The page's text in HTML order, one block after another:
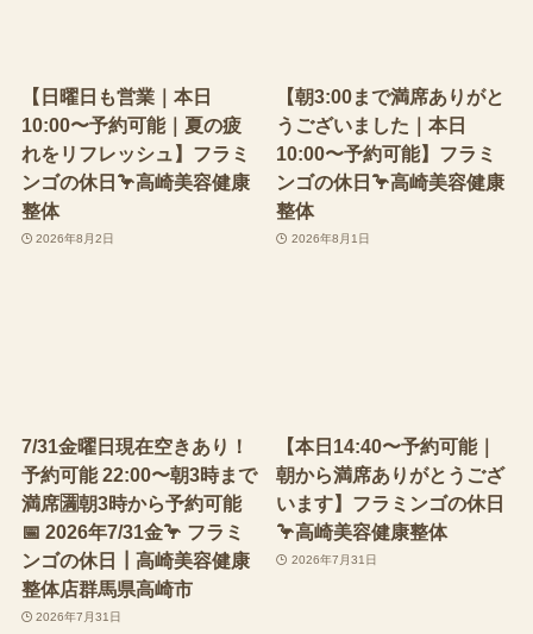
【日曜日も営業｜本日
10:00〜予約可能｜夏の疲
れをリフレッシュ】フラミ
ンゴの休日🦩高崎美容健康
整体
2026年8月2日
【朝3:00まで満席ありがと
うございました｜本日
10:00〜予約可能】フラミ
ンゴの休日🦩高崎美容健康
整体
2026年8月1日
7/31金曜日現在空きあり！
予約可能 22:00〜朝3時まで
満席🈵朝3時から予約可能
📅 2026年7/31金🦩 フラミ
ンゴの休日┃高崎美容健康
整体店群馬県高崎市
2026年7月31日
【本日14:40〜予約可能｜
朝から満席ありがとうござ
います】フラミンゴの休日
🦩高崎美容健康整体
2026年7月31日